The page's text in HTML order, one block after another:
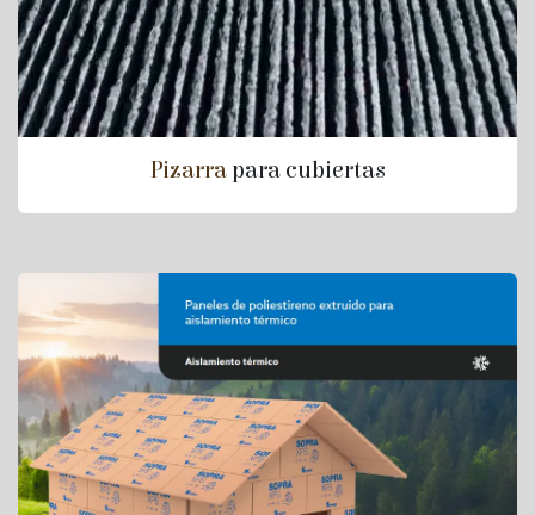
Pizarrapara cubiertas